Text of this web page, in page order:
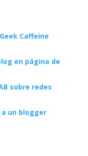
Caffeine
en página de
sobre redes
a un blogger